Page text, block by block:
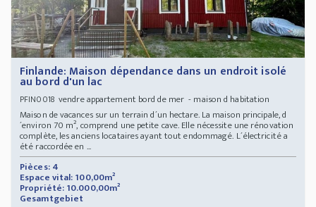
Finlande: Maison dépendance dans un endroit isolé
au bord d'un lac
PFIN0018vendre appartement bord de mer - maison d habitation
Maison de vacances sur un terrain d´un hectare. La maison principale, d
´environ 70 m², comprend une petite cave. Elle nécessite une rénovation
complète, les anciens locataires ayant tout endommagé. L´électricité a
été raccordée en ...
Pièces: 4
Espace vital: 100,00m²
Propriété: 10.000,00m²
Gesamtgebiet